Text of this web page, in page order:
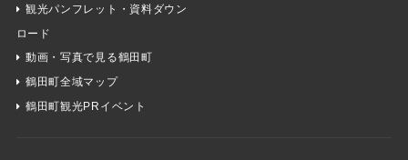
観光パンフレット・資料ダウン
ロード
動画・写真で見る鶴田町
鶴田町全域マップ
鶴田町観光PRイベント